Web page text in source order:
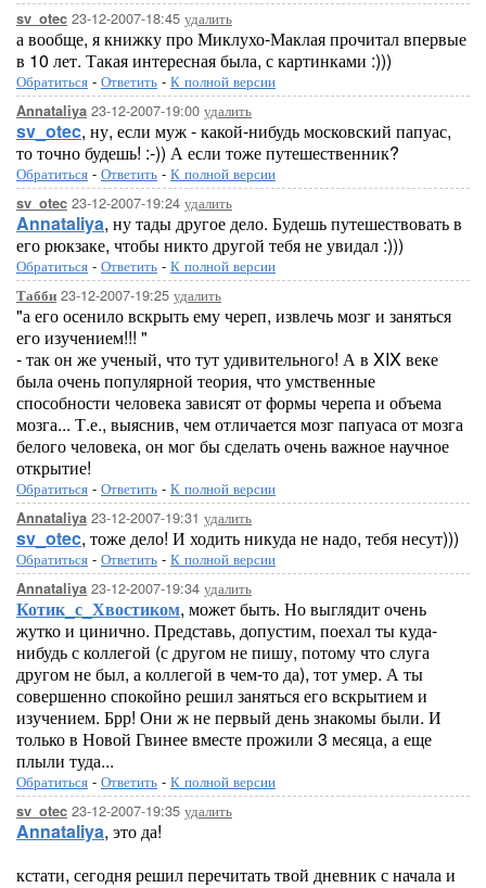
sv_otec 23-12-2007-18:45 удалить
а вообще, я книжку про Миклухо-Маклая прочитал впервые
в 10 лет. Такая интересная была, с картинками :)))
Обратиться - Ответить - К полной версии
Annataliya 23-12-2007-19:00 удалить
sv_otec, ну, если муж - какой-нибудь московский папуас,
то точно будешь! :-)) А если тоже путешественник?
Обратиться - Ответить - К полной версии
sv_otec 23-12-2007-19:24 удалить
Annataliya, ну тады другое дело. Будешь путешествовать в
его рюкзаке, чтобы никто другой тебя не увидал :)))
Обратиться - Ответить - К полной версии
Табби 23-12-2007-19:25 удалить
"а его осенило вскрыть ему череп, извлечь мозг и заняться
его изучением!!! "
- так он же ученый, что тут удивительного! А в XIX веке
была очень популярной теория, что умственные
способности человека зависят от формы черепа и объема
мозга... Т.е., выяснив, чем отличается мозг папуаса от мозга
белого человека, он мог бы сделать очень важное научное
открытие!
Обратиться - Ответить - К полной версии
Annataliya 23-12-2007-19:31 удалить
sv_otec, тоже дело! И ходить никуда не надо, тебя несут)))
Обратиться - Ответить - К полной версии
Annataliya 23-12-2007-19:34 удалить
Котик_с_Хвостиком, может быть. Но выглядит очень
жутко и цинично. Представь, допустим, поехал ты куда-
нибудь с коллегой (с другом не пишу, потому что слуга
другом не был, а коллегой в чем-то да), тот умер. А ты
совершенно спокойно решил заняться его вскрытием и
изучением. Брр! Они ж не первый день знакомы были. И
только в Новой Гвинее вместе прожили 3 месяца, а еще
плыли туда...
Обратиться - Ответить - К полной версии
sv_otec 23-12-2007-19:35 удалить
Annataliya, это да!
кстати, сегодня решил перечитать твой дневник с начала и